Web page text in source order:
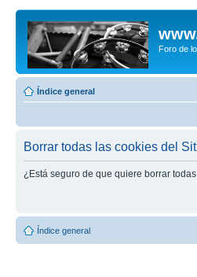
Foro de
Índice general
Borrar todas las cookies del
¿Está seguro de que quiere borrar
Índice general